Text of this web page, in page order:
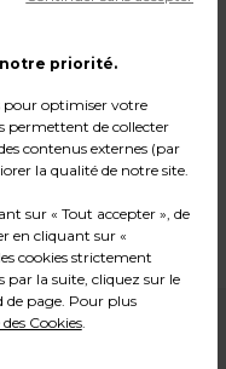
x H 74 cm
kg
priorité.
pour optimiser votre
permettent de collecter
contenus externes (par
la qualité de notre site.
sur « Tout accepter », de
en cliquant sur «
cookies strictement
par la suite, cliquez sur le
de page. Pour plus
Cookies.